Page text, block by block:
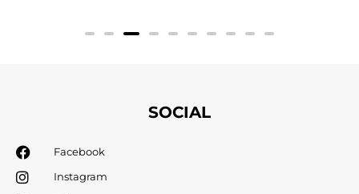
SOCIAL
Facebook
Instagram